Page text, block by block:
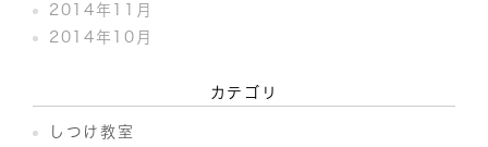
2014年11月
2014年10月
カテゴリ
しつけ教室